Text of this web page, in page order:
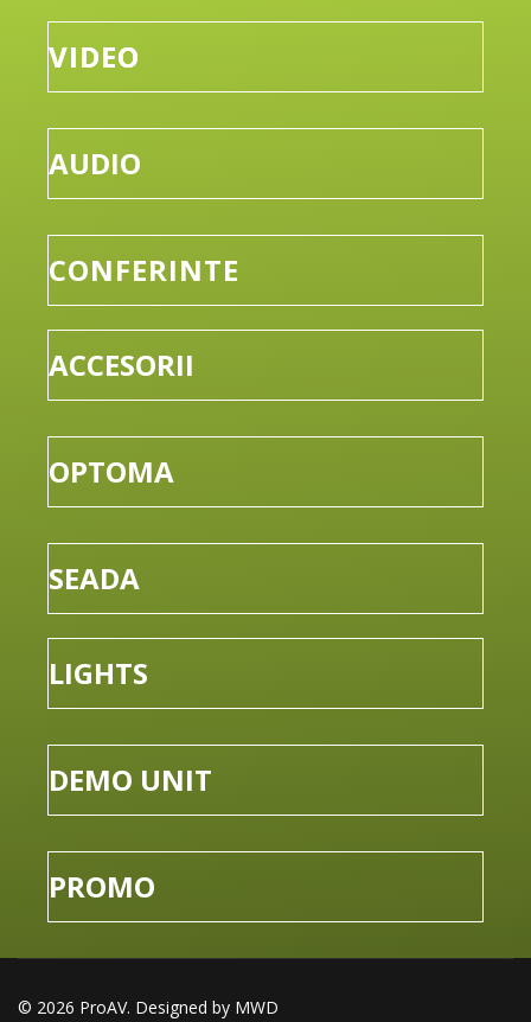
VIDEO
AUDIO
CONFERINTE
ACCESORII
OPTOMA
SEADA
LIGHTS
DEMO UNIT
PROMO
© 2026 ProAV. Designed by MWD